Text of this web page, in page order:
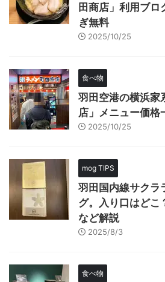
田商店」利用ブロ
ぎ無料
2025/10/25
食べ物
羽田空港の横浜家
店」メニュー価格
2025/10/25
mog TIPS
羽田国内線サクラ
グ。入り口はどこ
など解説
2025/8/3
食べ物